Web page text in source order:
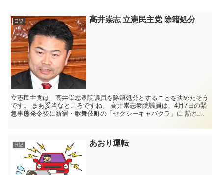
日記 高井崇志 立憲民主党 除籍処分
立憲民主党は、高井崇志衆院議員を除籍処分とすることを決めたそう
です。 まあ妥当なところですね。 高井崇志衆院議員は、4月7日の緊
急事態発令後に新宿・歌舞伎町の「セクシーキャバクラ」に 訪れ
日記 あおり運転